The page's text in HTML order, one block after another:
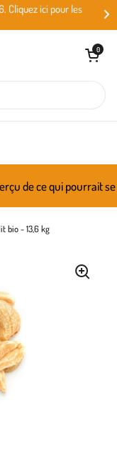
Cliquez ici pour les
Ouvrir le
0
de ce qui pourrait se
bio - 13,6 kg